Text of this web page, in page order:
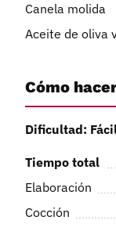
Canela molida
Aceite de oliva
Cómo
Dificultad:
Tiempo total
Elaboración
Cocción